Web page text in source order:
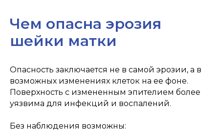
Чем опасна эрозия
шейки матки
Опасность заключается не в самой эрозии, а в
возможных изменениях клеток на ее фоне.
Поверхность с измененным эпителием более
уязвима для инфекций и воспалений.
Без наблюдения возможны: